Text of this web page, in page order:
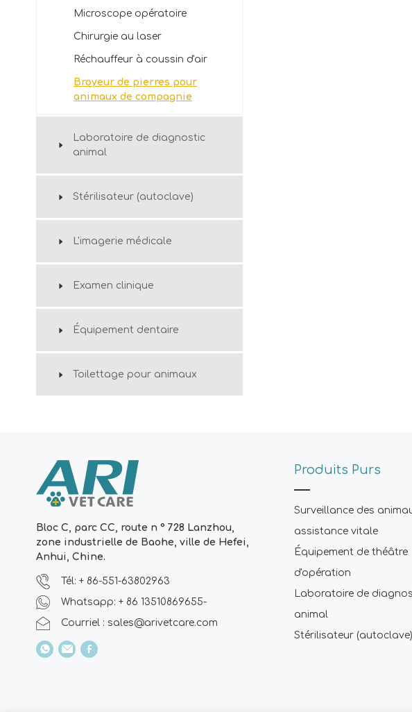
Microscope opératoire
Chirurgie au laser
Réchauffeur à coussin d'air
Broyeur de pierres pour
animaux de compagnie
Laboratoire de diagnostic
animal
Stérilisateur (autoclave)
L'imagerie médicale
Examen clinique
Équipement dentaire
Toilettage pour animaux
Bloc C, parc CC, route n ° 728 Lanzhou,
zone industrielle de Baohe, ville de Hefei,
Anhui, Chine.
Tél: + 86-551-63802963
Whatsapp: + 86 13510869655-
Courriel : sales@arivetcare.com
Produits Purs
Surveillance des
assistance vitale
Équipement de théâtre
d'opération
Laboratoire de
animal
Stérilisateur (autoclave)